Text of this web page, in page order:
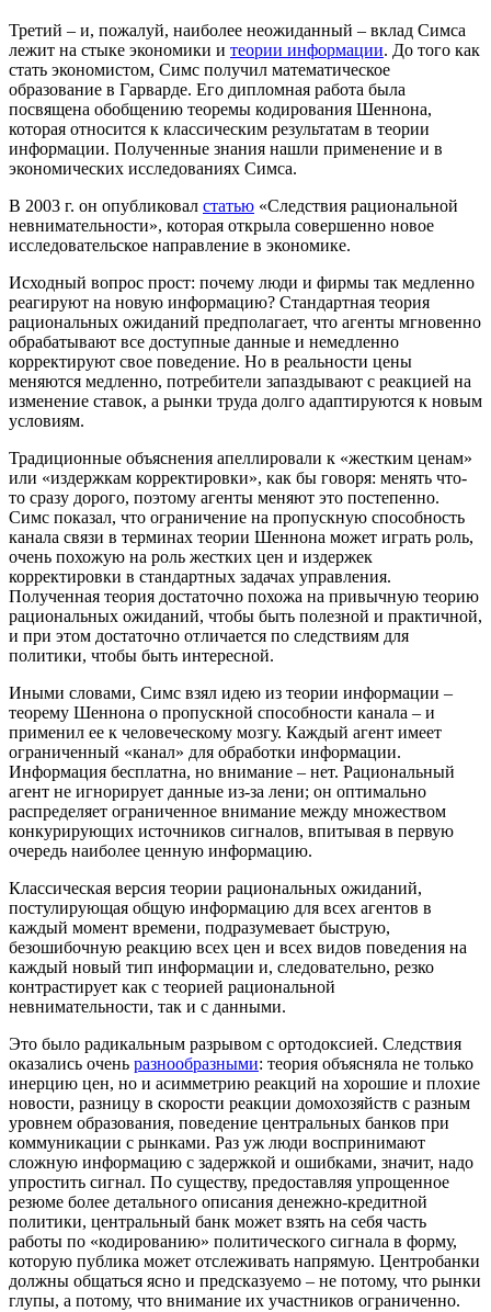
Третий – и, пожалуй, наиболее неожиданный – вклад Симса
лежит на стыке экономики и теории информации. До того как
стать экономистом, Симс получил математическое
образование в Гарварде. Его дипломная работа была
посвящена обобщению теоремы кодирования Шеннона,
которая относится к классическим результатам в теории
информации. Полученные знания нашли применение и в
экономических исследованиях Симса.
В 2003 г. он опубликовал статью «Следствия рациональной
невнимательности», которая открыла совершенно новое
исследовательское направление в экономике.
Исходный вопрос прост: почему люди и фирмы так медленно
реагируют на новую информацию? Стандартная теория
рациональных ожиданий предполагает, что агенты мгновенно
обрабатывают все доступные данные и немедленно
корректируют свое поведение. Но в реальности цены
меняются медленно, потребители запаздывают с реакцией на
изменение ставок, а рынки труда долго адаптируются к новым
условиям.
Традиционные объяснения апеллировали к «жестким ценам»
или «издержкам корректировки», как бы говоря: менять что-
то сразу дорого, поэтому агенты меняют это постепенно.
Симс показал, что ограничение на пропускную способность
канала связи в терминах теории Шеннона может играть роль,
очень похожую на роль жестких цен и издержек
корректировки в стандартных задачах управления.
Полученная теория достаточно похожа на привычную теорию
рациональных ожиданий, чтобы быть полезной и практичной,
и при этом достаточно отличается по следствиям для
политики, чтобы быть интересной.
Иными словами, Симс взял идею из теории информации –
теорему Шеннона о пропускной способности канала – и
применил ее к человеческому мозгу. Каждый агент имеет
ограниченный «канал» для обработки информации.
Информация бесплатна, но внимание – нет. Рациональный
агент не игнорирует данные из-за лени; он оптимально
распределяет ограниченное внимание между множеством
конкурирующих источников сигналов, впитывая в первую
очередь наиболее ценную информацию.
Классическая версия теории рациональных ожиданий,
постулирующая общую информацию для всех агентов в
каждый момент времени, подразумевает быструю,
безошибочную реакцию всех цен и всех видов поведения на
каждый новый тип информации и, следовательно, резко
контрастирует как с теорией рациональной
невнимательности, так и с данными.
Это было радикальным разрывом с ортодоксией. Следствия
оказались очень разнообразными: теория объясняла не только
инерцию цен, но и асимметрию реакций на хорошие и плохие
новости, разницу в скорости реакции домохозяйств с разным
уровнем образования, поведение центральных банков при
коммуникации с рынками. Раз уж люди воспринимают
сложную информацию с задержкой и ошибками, значит, надо
упростить сигнал. По существу, предоставляя упрощенное
резюме более детального описания денежно-кредитной
политики, центральный банк может взять на себя часть
работы по «кодированию» политического сигнала в форму,
которую публика может отслеживать напрямую. Центробанки
должны общаться ясно и предсказуемо – не потому, что рынки
глупы, а потому, что внимание их участников ограниченно.